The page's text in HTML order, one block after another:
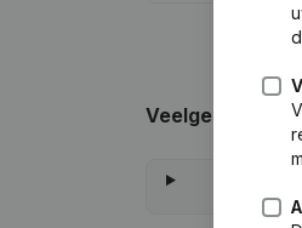
Veelgestelde